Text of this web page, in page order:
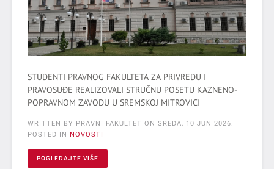
STUDENTI PRAVNOG FAKULTETA ZA PRIVREDU I
PRAVOSUĐE REALIZOVALI STRUČNU POSETU KAZNENO-
POPRAVNOM ZAVODU U SREMSKOJ MITROVICI
WRITTEN BY PRAVNI FAKULTET ON SREDA, 10 JUN 2026.
POSTED IN NOVOSTI
POGLEDAJTE VIŠE